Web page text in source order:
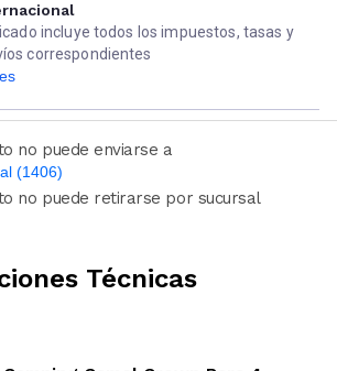
incluye todos los impuestos, tasas y
correspondientes
no puede enviarse a
(1406)
postal (sólo números)
no puede retirarse por sucursal
Técnicas